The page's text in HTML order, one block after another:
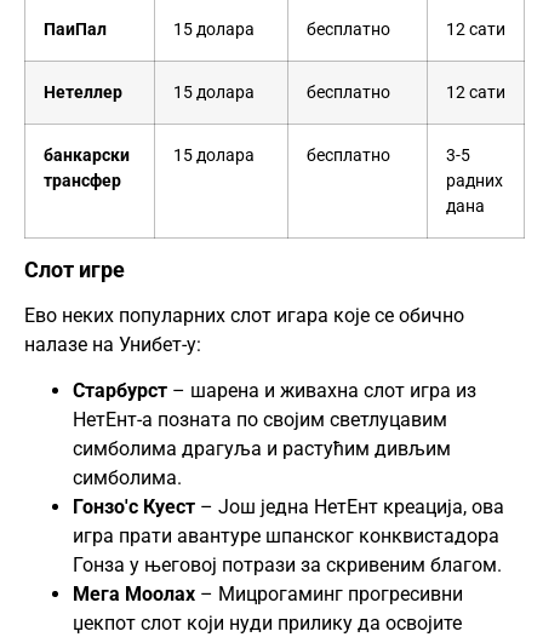
ПаиПал 15 долара бесплатно 12 сати
Нетеллер 15 долара бесплатно 12 сати
банкарски
трансфер
15 долара бесплатно
3-5
радних
дана
Слот игре
Ево неких популарних слот игара које се обично
налазе на Унибет-у:
Старбурст – шарена и живахна слот игра из
НетЕнт-а позната по својим светлуцавим
симболима драгуља и растућим дивљим
симболима.
Гонзо'с Куест – Још једна НетЕнт креација, ова
игра прати авантуре шпанског конквистадора
Гонза у његовој потрази за скривеним благом.
Мега Моолах – Мицрогаминг прогресивни
џекпот слот који нуди прилику да освојите